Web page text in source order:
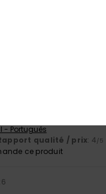
- Português
qualité / prix: 4 /5
ce produit